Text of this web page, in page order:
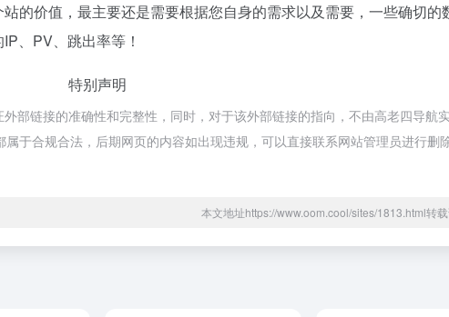
的价值，最主要还是需要根据您自身的需求以及需要，一些确切的
、PV、跳出率等！
特别声明
部链接的准确性和完整性，同时，对于该外部链接的指向，不由高老四导航
于合规合法，后期网页的内容如出现违规，可以直接联系网站管理员进行删
本文地址https://www.oom.cool/sites/1813.html转